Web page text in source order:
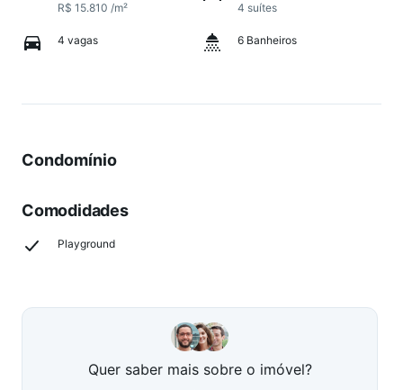
R$ 15.810 /m²
4 suítes
4 vagas 6 Banheiros
Condomínio
Comodidades
Playground
Quer saber mais sobre o imóvel?